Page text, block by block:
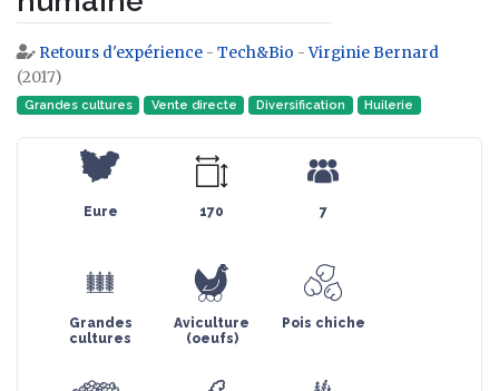
Aller à :navigation,rechercher
Retours d'expérience - Tech&Bio -Virginie Bernard
(2017)
Grandes cultures Vente directe Diversification Huilerie
Eure 170 7
Grandes
cultures
Aviculture
(oeufs)
Pois chiche